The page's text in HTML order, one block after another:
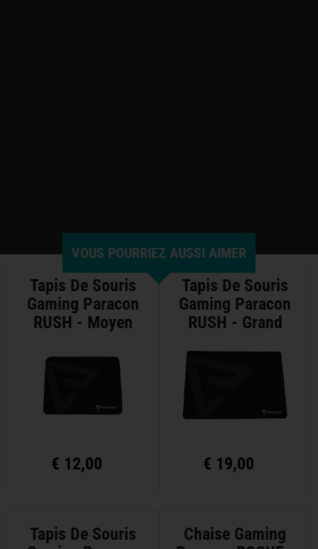
VOUS POURRIEZ AUSSI AIMER
Tapis De Souris
Gaming Paracon
RUSH - Moyen
€ 12,00
Tapis De Souris
Gaming Paracon
RUSH - Grand
€ 19,00
Tapis De Souris
Chaise Gaming